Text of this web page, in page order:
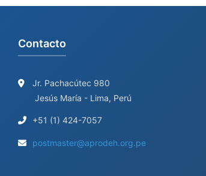
Contacto
Jr. Pachacútec 980
Jesús María - Lima, Perú
+51 (1) 424-7057
postmaster@aprodeh.org.pe